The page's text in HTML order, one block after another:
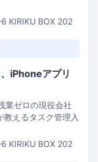
KIRIKU BOX 202
iPhoneアプリ
業ゼロの現役会社
教えるタスク管理入
KIRIKU BOX 202